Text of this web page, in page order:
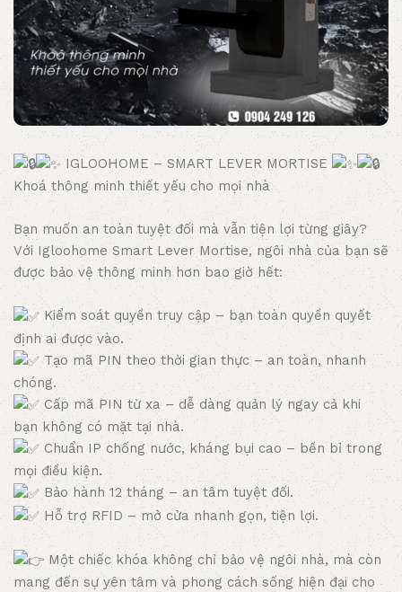
IGLOOHOME – SMART LEVER MORTISE
Khoá thông minh thiết yếu cho mọi nhà
Bạn muốn an toàn tuyệt đối mà vẫn tiện lợi từng giây?
Với Igloohome Smart Lever Mortise, ngôi nhà của bạn sẽ
được bảo vệ thông minh hơn bao giờ hết:
Kiểm soát quyền truy cập – bạn toàn quyền quyết
định ai được vào.
Tạo mã PIN theo thời gian thực – an toàn, nhanh
chóng.
Cấp mã PIN từ xa – dễ dàng quản lý ngay cả khi
bạn không có mặt tại nhà.
Chuẩn IP chống nước, kháng bụi cao – bền bỉ trong
mọi điều kiện.
Bảo hành 12 tháng – an tâm tuyệt đối.
Hỗ trợ RFID – mở cửa nhanh gọn, tiện lợi.
Một chiếc khóa không chỉ bảo vệ ngôi nhà, mà còn
mang đến sự yên tâm và phong cách sống hiện đại cho